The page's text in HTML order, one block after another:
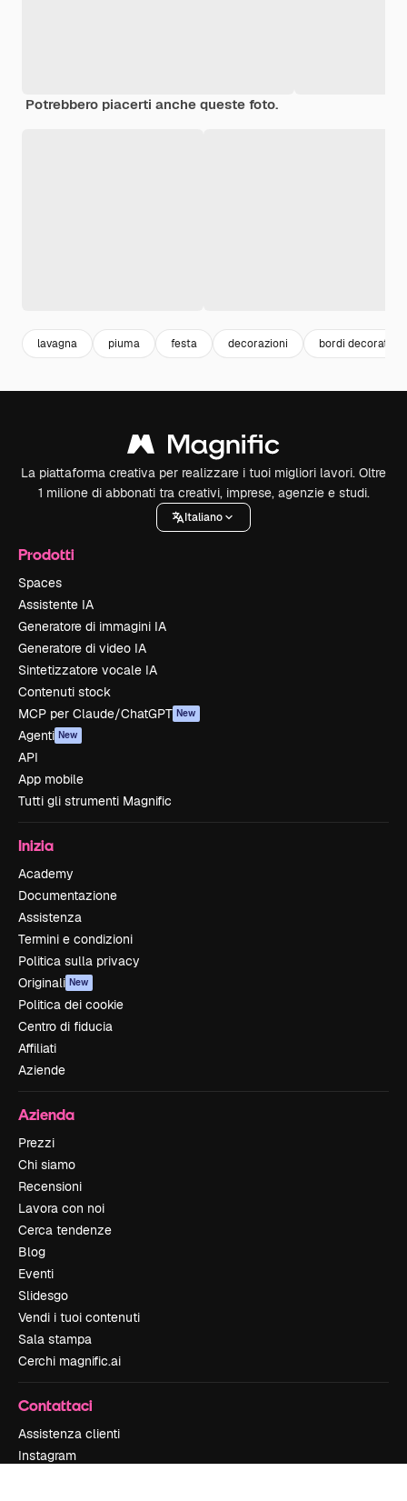
Potrebbero piacerti anche queste foto.
lavagna piuma festa decorazioni bordi decorativi
La piattaforma creativa per realizzare i tuoi migliori lavori. Oltre
1 milione di abbonati tra creativi, imprese, agenzie e studi.
Italiano
Prodotti
Spaces
Assistente IA
Generatore di immagini IA
Generatore di video IA
Sintetizzatore vocale IA
Contenuti stock
MCP per Claude/ChatGPT New
Agenti New
API
App mobile
Tutti gli strumenti Magnific
Inizia
Academy
Documentazione
Assistenza
Termini e condizioni
Politica sulla privacy
Originali New
Politica dei cookie
Centro di fiducia
Affiliati
Aziende
Azienda
Prezzi
Chi siamo
Recensioni
Lavora con noi
Cerca tendenze
Blog
Eventi
Slidesgo
Vendi i tuoi contenuti
Sala stampa
Cerchi magnific.ai
Contattaci
Assistenza clienti
Instagram